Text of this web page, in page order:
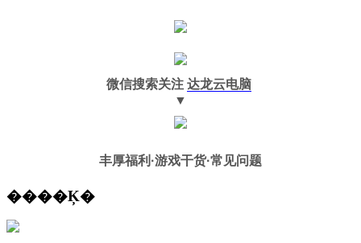
微信搜索关注 达龙云电脑
▼
丰厚福利 ·游戏干货·常见问题
����Ķ�